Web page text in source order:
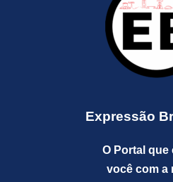
Expressão
O Portal que
você com a